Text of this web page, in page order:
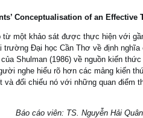
Conceptualisation of an Effective
từ một khảo sát được thực hiện với
Đại học Cần Thơ về định
Shulman (1986) về nguồn kiến
nghe hiểu rõ hơn các mảng kiến
và đối chiếu nó với những quan
Nguyễn Hải Quân